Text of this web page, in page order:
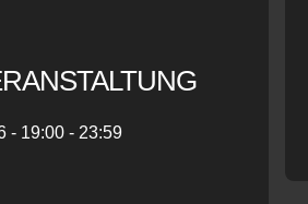
- 19:00 - 23:59